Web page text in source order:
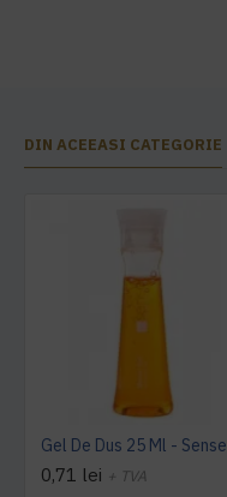
DIN ACEEASI CATEGORIE
Gel De Dus 25 Ml - Sense
0,71 lei + TVA